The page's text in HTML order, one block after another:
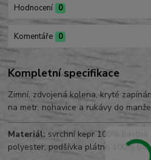
Hodnocení 0
Komentáře 0
Kompletní specifikace
Zimní, zdvojená kolena, kryté
na metr, nohavice a rukávy do
Materiál: svrchní kepr 100% bavlna
polyester, podšívka plátno 100%